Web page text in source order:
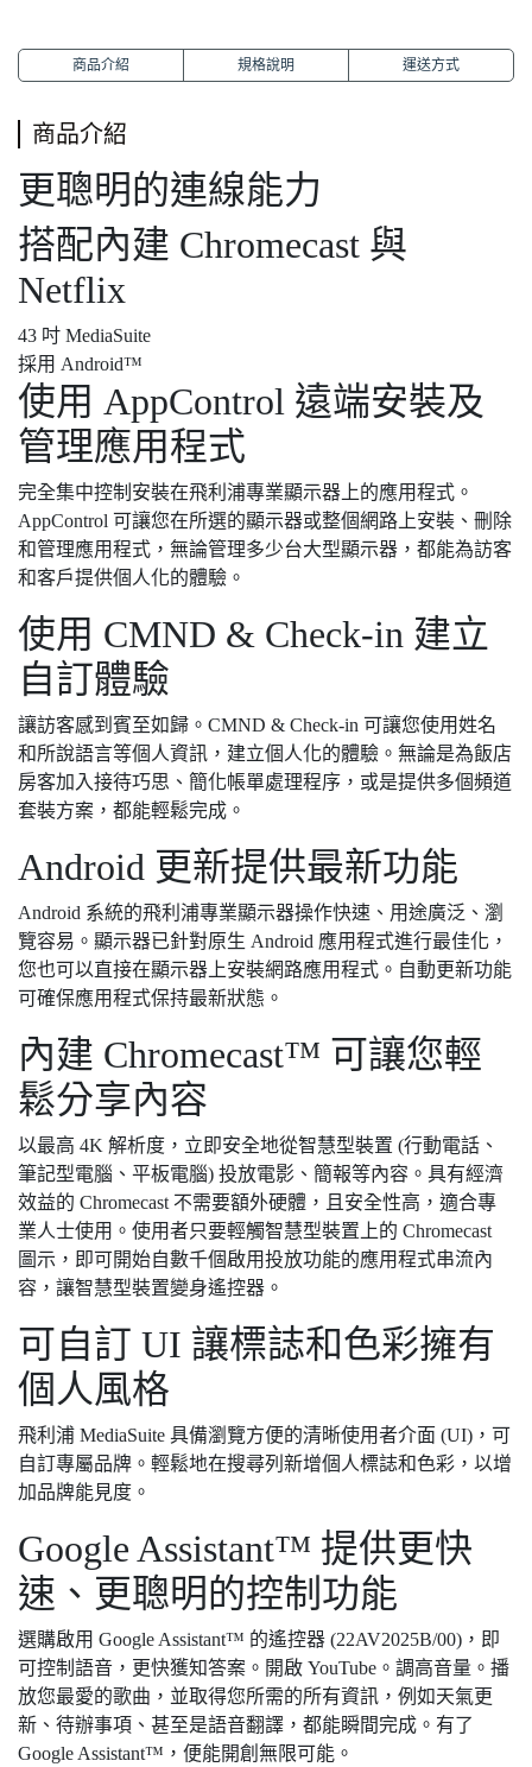
商品介紹 規格說明 運送方式
商品介紹
更聰明的連線能力
搭配內建 Chromecast 與
Netflix
43 吋 MediaSuite
採用 Android™
使用 AppControl 遠端安裝及
管理應用程式
完全集中控制安裝在飛利浦專業顯示器上的應用程式。
AppControl 可讓您在所選的顯示器或整個網路上安裝、刪除
和管理應用程式，無論管理多少台大型顯示器，都能為訪客
和客戶提供個人化的體驗。
使用 CMND & Check-in 建立
自訂體驗
讓訪客感到賓至如歸。CMND & Check-in 可讓您使用姓名
和所說語言等個人資訊，建立個人化的體驗。無論是為飯店
房客加入接待巧思、簡化帳單處理程序，或是提供多個頻道
套裝方案，都能輕鬆完成。
Android 更新提供最新功能
Android 系統的飛利浦專業顯示器操作快速、用途廣泛、瀏
覽容易。顯示器已針對原生 Android 應用程式進行最佳化，
您也可以直接在顯示器上安裝網路應用程式。自動更新功能
可確保應用程式保持最新狀態。
內建 Chromecast™ 可讓您輕
鬆分享內容
以最高 4K 解析度，立即安全地從智慧型裝置 (行動電話、
筆記型電腦、平板電腦) 投放電影、簡報等內容。具有經濟
效益的 Chromecast 不需要額外硬體，且安全性高，適合專
業人士使用。使用者只要輕觸智慧型裝置上的 Chromecast
圖示，即可開始自數千個啟用投放功能的應用程式串流內
容，讓智慧型裝置變身遙控器。
可自訂 UI 讓標誌和色彩擁有
個人風格
飛利浦 MediaSuite 具備瀏覽方便的清晰使用者介面 (UI)，可
自訂專屬品牌。輕鬆地在搜尋列新增個人標誌和色彩，以增
加品牌能見度。
Google Assistant™ 提供更快
速、更聰明的控制功能
選購啟用 Google Assistant™ 的遙控器 (22AV2025B/00)，即
可控制語音，更快獲知答案。開啟 YouTube。調高音量。播
放您最愛的歌曲，並取得您所需的所有資訊，例如天氣更
新、待辦事項、甚至是語音翻譯，都能瞬間完成。有了
Google Assistant™，便能開創無限可能。